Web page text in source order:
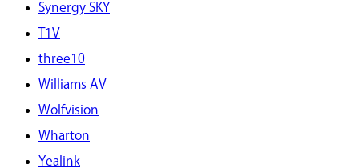
Synergy SKY
T1V
three10
Williams AV
Wolfvision
Wharton
Yealink